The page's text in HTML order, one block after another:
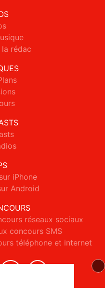
rédac
iPhone
Android
réseaux sociaux
concours SMS
téléphone et internet